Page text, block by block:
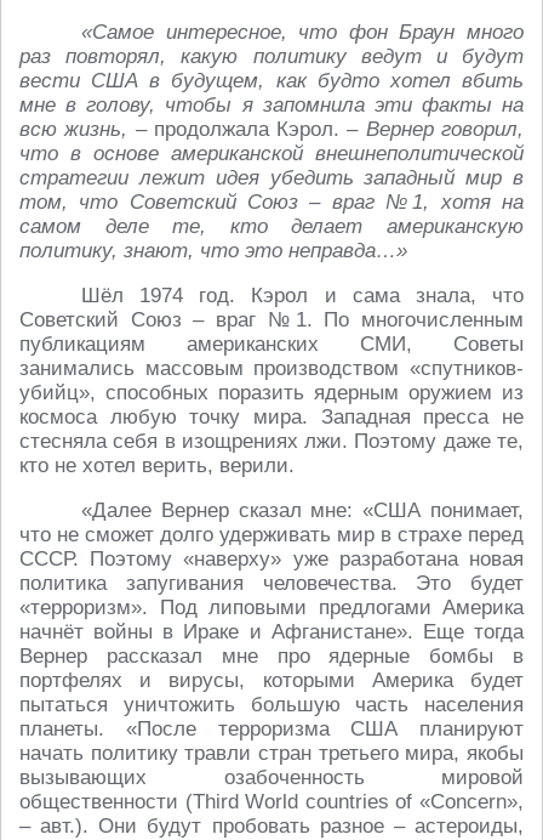
«Самое интересное, что фон Браун много
раз повторял, какую политику ведут и будут
вести США в будущем, как будто хотел вбить
мне в голову, чтобы я запомнила эти факты на
всю жизнь, – продолжала Кэрол. – Вернер говорил,
что в основе американской внешнеполитической
стратегии лежит идея убедить западный мир в
том, что Советский Союз – враг №1, хотя на
самом деле те, кто делает американскую
политику, знают, что это неправда…»
Шёл 1974 год. Кэрол и сама знала, что
Советский Союз – враг №1. По многочисленным
публикациям американских СМИ, Советы
занимались массовым производством «спутников-
убийц», способных поразить ядерным оружием из
космоса любую точку мира. Западная пресса не
стесняла себя в изощрениях лжи. Поэтому даже те,
кто не хотел верить, верили.
«Далее Вернер сказал мне: «США понимает,
что не сможет долго удерживать мир в страхе перед
СССР. Поэтому «наверху» уже разработана новая
политика запугивания человечества. Это будет
«терроризм». Под липовыми предлогами Америка
начнёт войны в Ираке и Афганистане». Еще тогда
Вернер рассказал мне про ядерные бомбы в
портфелях и вирусы, которыми Америка будет
пытаться уничтожить большую часть населения
планеты. «После терроризма США планируют
начать политику травли стран третьего мира, якобы
вызывающих озабоченность мировой
общественности (Third World countries of «Concern»,
– авт.). Они будут пробовать разное – астероиды,